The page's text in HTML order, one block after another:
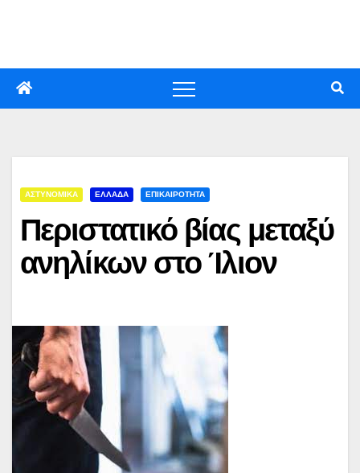
ΑΣΤΥΝΟΜΙΚΑ ΕΛΛΑΔΑ ΕΠΙΚΑΙΡΟΤΗΤΑ
Περιστατικό βίας μεταξύ
ανηλίκων στο Ίλιον